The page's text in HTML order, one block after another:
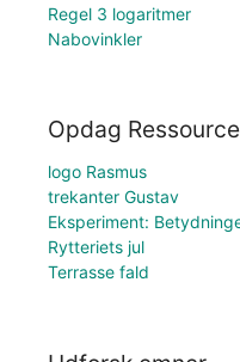
Regel 3 logaritmer
Nabovinkler
Opdag
logo Rasmus
trekanter Gustav
Eksperiment:
Rytteriets jul
Terrasse fald